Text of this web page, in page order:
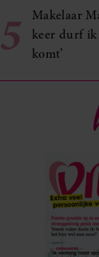
5
Makelaar
keer durf
komt’